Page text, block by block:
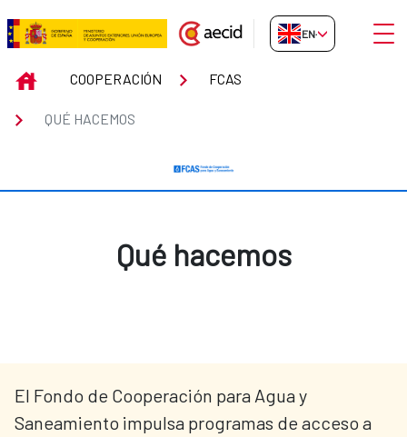
Skip to Main Content
Qué hacemos
EN-GB
INICIOCOOPERACIÓN FCAS
QUÉ HACEMOS
Qué hacemos
El Fondo de Cooperación para Agua y
Saneamiento impulsa programas de acceso a